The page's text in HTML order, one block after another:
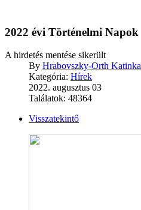
2022 évi Történelmi Napok
A hirdetés mentése sikerült
By Hrabovszky-Orth Katinka
Kategória: Hírek
2022. augusztus 03
Találatok: 48364
Visszatekintő